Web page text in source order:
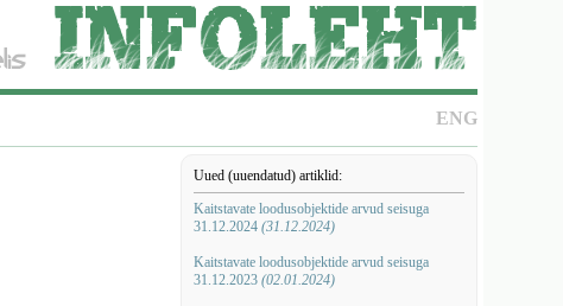
ENG
Uued (uuendatud) artiklid:
Kaitstavate loodusobjektide arvud seisuga
31.12.2024 (31.12.2024)
Kaitstavate loodusobjektide arvud seisuga
31.12.2023 (02.01.2024)